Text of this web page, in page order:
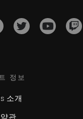
정보
소개
관